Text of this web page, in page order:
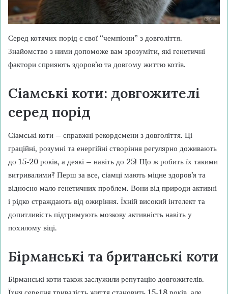
Серед котячих порід є свої “чемпіони” з довголіття.
Знайомство з ними допоможе вам зрозуміти, які генетичні
фактори сприяють здоров’ю та довгому життю котів.
Сіамські коти: довгожителі
серед порід
Сіамські коти – справжні рекордсмени з довголіття. Ці
граційні, розумні та енергійні створіння регулярно доживають
до 15-20 років, а деякі – навіть до 25! Що ж робить їх такими
витривалими? Перш за все, сіамці мають міцне здоров’я та
відносно мало генетичних проблем. Вони від природи активні
і рідко страждають від ожиріння. Їхній високий інтелект та
допитливість підтримують мозкову активність навіть у
похилому віці.
Бірманські та британські коти
Бірманські коти також заслужили репутацію довгожителів.